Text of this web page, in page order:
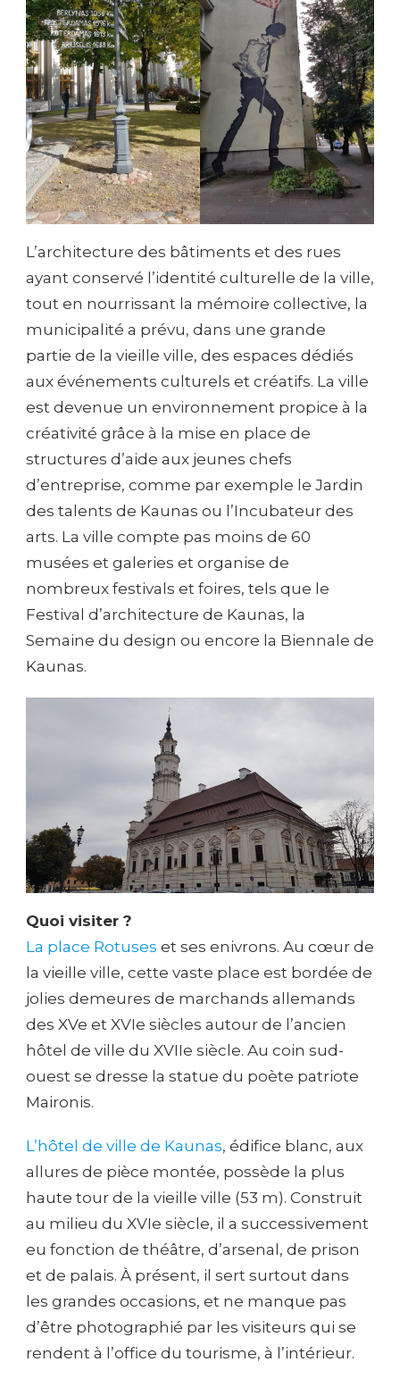
L’architecture des bâtiments et des rues
ayant conservé l’identité culturelle de la ville,
tout en nourrissant la mémoire collective, la
municipalité a prévu, dans une grande
partie de la vieille ville, des espaces dédiés
aux événements culturels et créatifs. La ville
est devenue un environnement propice à la
créativité grâce à la mise en place de
structures d’aide aux jeunes chefs
d’entreprise, comme par exemple le Jardin
des talents de Kaunas ou l’Incubateur des
arts. La ville compte pas moins de 60
musées et galeries et organise de
nombreux festivals et foires, tels que le
Festival d’architecture de Kaunas, la
Semaine du design ou encore la Biennale de
Kaunas.
Quoi visiter ?
La place Rotuses et ses enivrons. Au cœur de
la vieille ville, cette vaste place est bordée de
jolies demeures de marchands allemands
des XVe et XVIe siècles autour de l’ancien
hôtel de ville du XVIIe siècle. Au coin sud-
ouest se dresse la statue du poète patriote
Maironis.
L’hôtel de ville de Kaunas, édifice blanc, aux
allures de pièce montée, possède la plus
haute tour de la vieille ville (53 m). Construit
au milieu du XVIe siècle, il a successivement
eu fonction de théâtre, d’arsenal, de prison
et de palais. À présent, il sert surtout dans
les grandes occasions, et ne manque pas
d’être photographié par les visiteurs qui se
rendent à l’office du tourisme, à l’intérieur.